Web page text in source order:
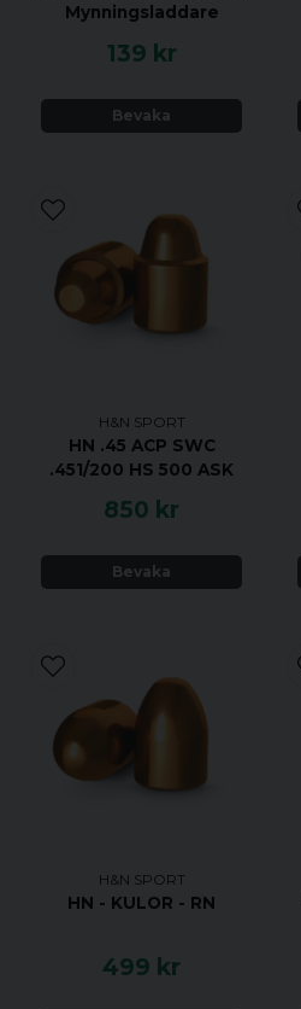
Mynningsladdare
139 kr
Bevaka
H&N SPORT
HN .45 ACP SWC
.451/200 HS 500 ASK
850 kr
Bevaka
H&N SPORT
HN - KULOR - RN
499 kr